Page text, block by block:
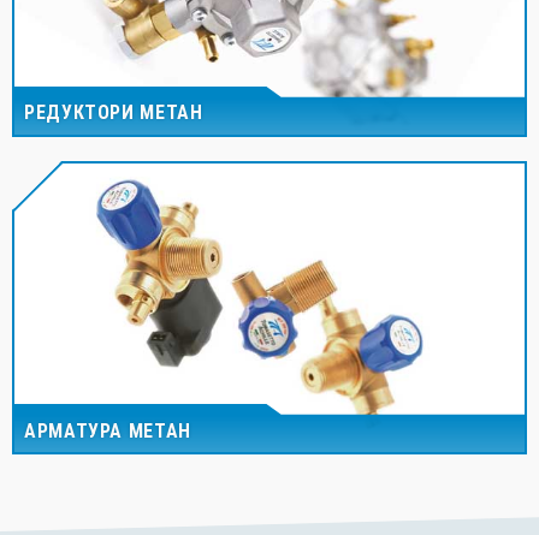
РЕДУКТОРИ МЕТАН
АРМАТУРА МЕТАН